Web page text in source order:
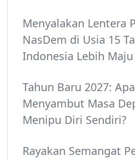
Menyalakan Lentera
NasDem di Usia 15
Indonesia Lebih Maju
Tahun Baru 2027:
Menyambut Masa
Menipu Diri Sendiri?
Rayakan Semangat